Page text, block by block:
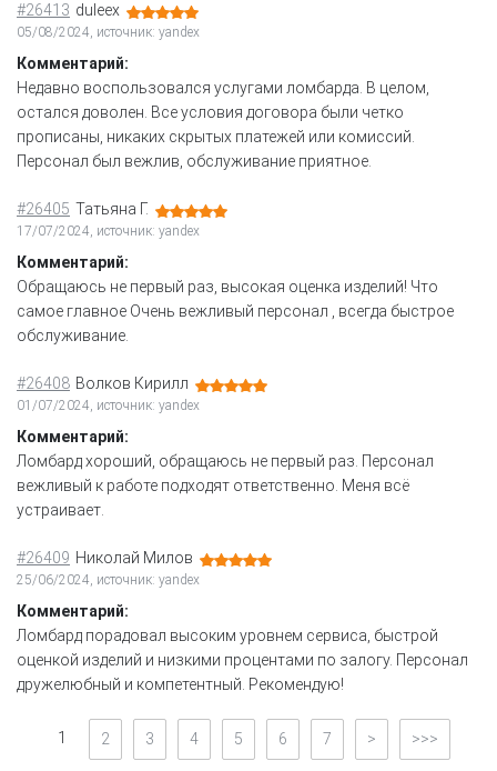
#26413 duleex
05/08/2024, источник: yandex
Комментарий:
Недавно воспользовался услугами ломбарда. В целом,
остался доволен. Все условия договора были четко
прописаны, никаких скрытых платежей или комиссий.
Персонал был вежлив, обслуживание приятное.
#26405 Татьяна Г.
17/07/2024, источник: yandex
Комментарий:
Обращаюсь не первый раз, высокая оценка изделий! Что
самое главное Очень вежливый персонал , всегда быстрое
обслуживание.
#26408 Волков Кирилл
01/07/2024, источник: yandex
Комментарий:
Ломбард хороший, обращаюсь не первый раз. Персонал
вежливый к работе подходят ответственно. Меня всё
устраивает.
#26409 Николай Милов
25/06/2024, источник: yandex
Комментарий:
Ломбард порадовал высоким уровнем сервиса, быстрой
оценкой изделий и низкими процентами по залогу. Персонал
дружелюбный и компетентный. Рекомендую!
1 2 3 4 5 6 7 > >>>